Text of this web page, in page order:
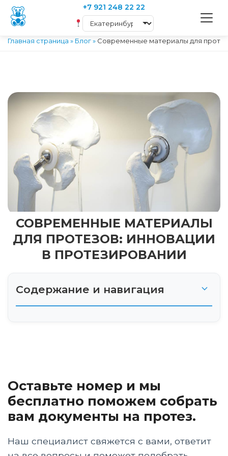
+7 921 248 22 22
Главная страница » Блог» Современные материалы для
СОВРЕМЕННЫЕ МАТЕРИАЛЫ
ДЛЯ ПРОТЕЗОВ: ИННОВАЦИИ
В ПРОТЕЗИРОВАНИИ
Содержание и навигация
протезировании
Композитные материалы в протезировании
протезирования
Оставьте номер и мы
бесплатно поможем собрать
вам документы на протез.
Наш специалист свяжется с вами, ответит